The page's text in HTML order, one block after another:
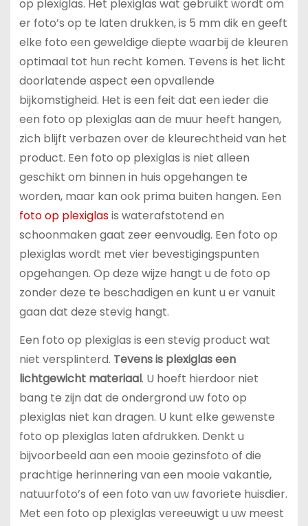
op plexiglas. Het plexiglas wat gebruikt wordt om
er foto’s op te laten drukken, is 5 mm dik en geeft
elke foto een geweldige diepte waarbij de kleuren
optimaal tot hun recht komen. Tevens is het licht
doorlatende aspect een opvallende
bijkomstigheid. Het is een feit dat een ieder die
een foto op plexiglas aan de muur heeft hangen,
zich blijft verbazen over de kleurechtheid van het
product. Een foto op plexiglas is niet alleen
geschikt om binnen in huis opgehangen te
worden, maar kan ook prima buiten hangen. Een
foto op plexiglasis waterafstotend en
schoonmaken gaat zeer eenvoudig. Een foto op
plexiglas wordt met vier bevestigingspunten
opgehangen. Op deze wijze hangt u de foto op
zonder deze te beschadigen en kunt u er vanuit
gaan dat deze stevig hangt.
Een foto op plexiglas is een stevig product wat
niet versplinterd. Tevens is plexiglas een
lichtgewicht materiaal. U hoeft hierdoor niet
bang te zijn dat de ondergrond uw foto op
plexiglas niet kan dragen. U kunt elke gewenste
foto op plexiglas laten afdrukken. Denkt u
bijvoorbeeld aan een mooie gezinsfoto of die
prachtige herinnering van een mooie vakantie,
natuurfoto’s of een foto van uw favoriete huisdier.
Met een foto op plexiglas vereeuwigt u uw meest